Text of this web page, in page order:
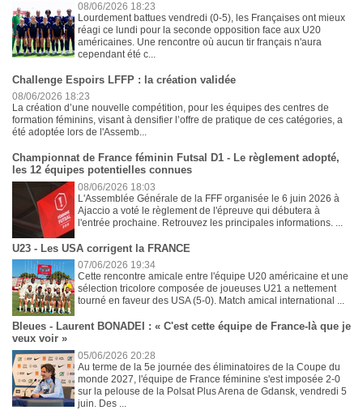
08/06/2026 18:23
Lourdement battues vendredi (0-5), les Françaises ont mieux
réagi ce lundi pour la seconde opposition face aux U20
américaines. Une rencontre où aucun tir français n'aura
cependant été c...
Challenge Espoirs LFFP : la création validée
08/06/2026 18:23
La création d’une nouvelle compétition, pour les équipes des centres de
formation féminins, visant à densifier l’offre de pratique de ces catégories, a
été adoptée lors de l'Assemb...
Championnat de France féminin Futsal D1 - Le règlement adopté,
les 12 équipes potentielles connues
08/06/2026 18:03
L'Assemblée Générale de la FFF organisée le 6 juin 2026 à
Ajaccio a voté le règlement de l'épreuve qui débutera à
l'entrée prochaine. Retrouvez les principales informations. ...
U23 - Les USA corrigent la FRANCE
07/06/2026 19:34
Cette rencontre amicale entre l'équipe U20 américaine et une
sélection tricolore composée de joueuses U21 a nettement
tourné en faveur des USA (5-0). Match amical international ...
Bleues - Laurent BONADEI : « C'est cette équipe de France-là que je
veux voir »
05/06/2026 20:28
Au terme de la 5e journée des éliminatoires de la Coupe du
monde 2027, l'équipe de France féminine s'est imposée 2-0
sur la pelouse de la Polsat Plus Arena de Gdansk, vendredi 5
juin. Des ...